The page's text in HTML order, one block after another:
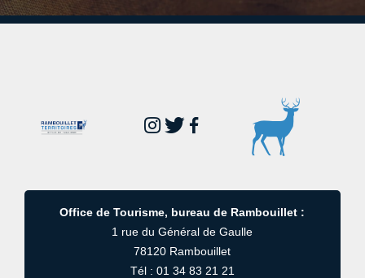
Office de Tourisme, bureau de Rambouillet :
1 rue du Général de Gaulle
78120 Rambouillet
Tél : 01 34 83 21 21